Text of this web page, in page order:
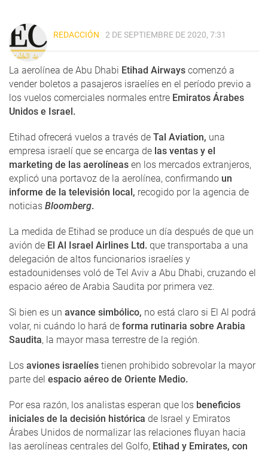
REDACCIÓN 2 DE SEPTIEMBRE DE 2020, 7:31
La aerolínea de Abu Dhabi Etihad Airways comenzó a
vender boletos a pasajeros israelíes en el período previo a
los vuelos comerciales normales entre Emiratos Árabes
Unidos e Israel.
Etihad ofrecerá vuelos a través de Tal Aviation, una
empresa israelí que se encarga de las ventas y el
marketing de las aerolíneas en los mercados extranjeros,
explicó una portavoz de la aerolínea, confirmando un
informe de la televisión local, recogido por la agencia de
noticias Bloomberg.
La medida de Etihad se produce un día después de que un
avión de El Al Israel Airlines Ltd. que transportaba a una
delegación de altos funcionarios israelíes y
estadounidenses voló de Tel Aviv a Abu Dhabi, cruzando el
espacio aéreo de Arabia Saudita por primera vez.
Si bien es un avance simbólico, no está claro si El Al podrá
volar, ni cuándo lo hará de forma rutinaria sobre Arabia
Saudita, la mayor masa terrestre de la región.
Los aviones israelíes tienen prohibido sobrevolar la mayor
parte del espacio aéreo de Oriente Medio.
Por esa razón, los analistas esperan que los beneficios
iniciales de la decisión histórica de Israel y Emiratos
Árabes Unidos de normalizar las relaciones fluyan hacia
las aerolíneas centrales del Golfo, Etihad y Emirates, con